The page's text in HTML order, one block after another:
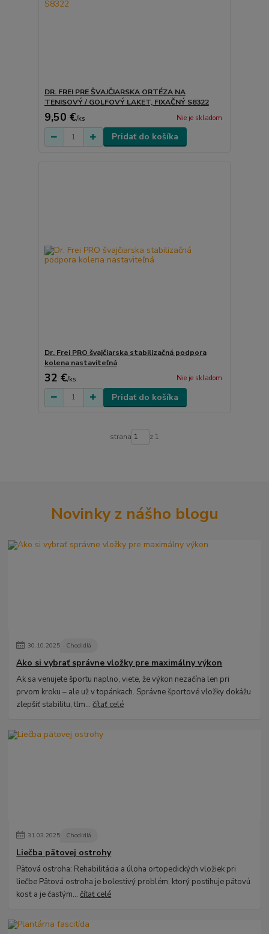
DR. FREI PRE ŠVAJČIARSKA ORTÉZA NA
TENISOVÝ / GOLFOVÝ LAKET, FIXAČNÝ S8322
9,50 €/ks Nie je skladom
Pridať do košíka
Dr. Frei PRO švajčiarska stabilizačná podpora
kolena nastaviteľná
32 €/ks Nie je skladom
Pridať do košíka
strana z 1
Novinky z nášho blogu
30.10.2025 Chodidlá
Ako si vybrať správne vložky pre maximálny výkon
Ak sa venujete športu naplno, viete, že výkon nezačína len pri
prvom kroku – ale už v topánkach. Správne športové vložky dokážu
zlepšiť stabilitu, tlm...čítať celé
31.03.2025 Chodidlá
Liečba pätovej ostrohy
Pätová ostroha: Rehabilitácia a úloha ortopedických vložiek pri
liečbe Pätová ostroha je bolestivý problém, ktorý postihuje pätovú
kosť a je častým...čítať celé